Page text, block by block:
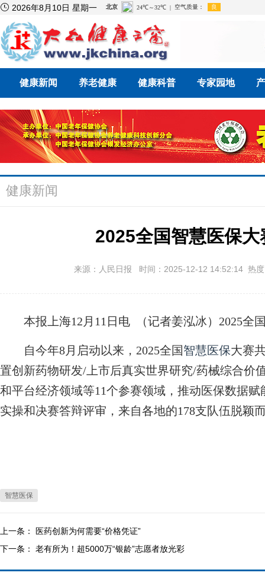
 2026年8月10日 星期一
健康新闻 养老健康 健康科普 专家园地
健康新闻
2025全国智慧医保
来源：人民日报 时间：2025-12-12 14:52:14 热
本报上海12月11日电 （记者姜泓冰）2025全
自今年8月启动以来，2025全国智慧医保大赛
置创新药物研发/上市后真实世界研究/药械综合价
和平台经济领域等11个参赛领域，推动医保数据
实操和决赛答辩评审，来自各地的178支队伍脱颖
智慧医保
上一条：
医药创新为何需要“价格凭证”
下一条： 老有所为！超5000万“银龄”志愿者放光彩